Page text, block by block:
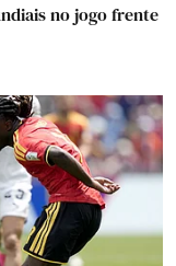
no jogo frente